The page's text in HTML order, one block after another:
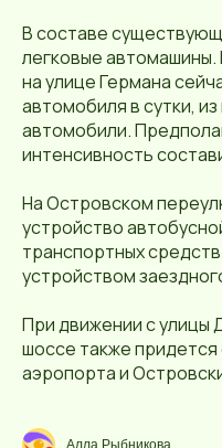
В составе
легковые
на улице Германа
автомобиля в сутки,
автомобили.
интенсивность
На Островском
устройство
транспортных
устройством
При движении с улицы
шоссе также
аэропорта и
Алла Рыбникова